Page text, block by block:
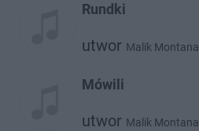
Rundki
utwor Malik Montana
Mówili
utwor Malik Montana